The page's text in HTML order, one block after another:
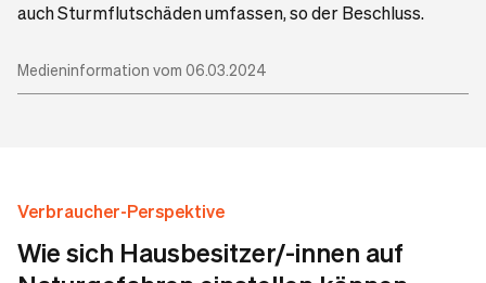
auch Sturmflutschäden umfassen, so der Beschluss.
Medieninformation vom 06.03.2024
Verbraucher-Perspektive
Wie sich Hausbesitzer/-innen auf